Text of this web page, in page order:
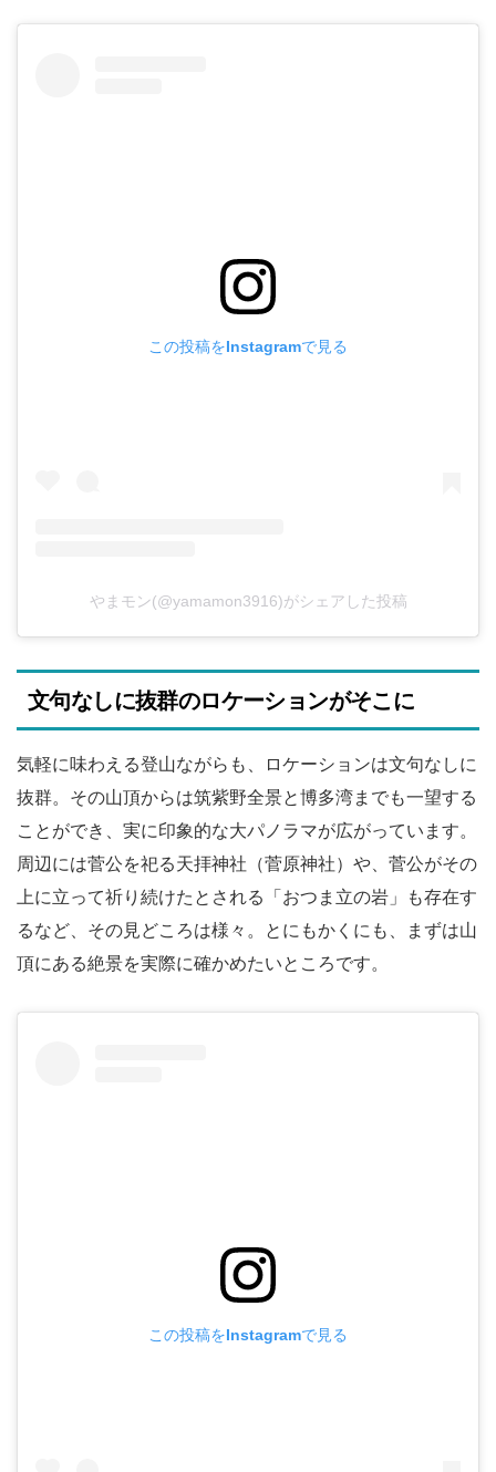
この投稿をInstagramで見る
やまモン(@yamamon3916)がシェアした投稿
文句なしに抜群のロケーションがそこに
気軽に味わえる登山ながらも、ロケーションは文句なしに
抜群。その山頂からは筑紫野全景と博多湾までも一望する
ことができ、実に印象的な大パノラマが広がっています。
周辺には菅公を祀る天拝神社（菅原神社）や、菅公がその
上に立って祈り続けたとされる「おつま立の岩」も存在す
るなど、その見どころは様々。とにもかくにも、まずは山
頂にある絶景を実際に確かめたいところです。
この投稿をInstagramで見る